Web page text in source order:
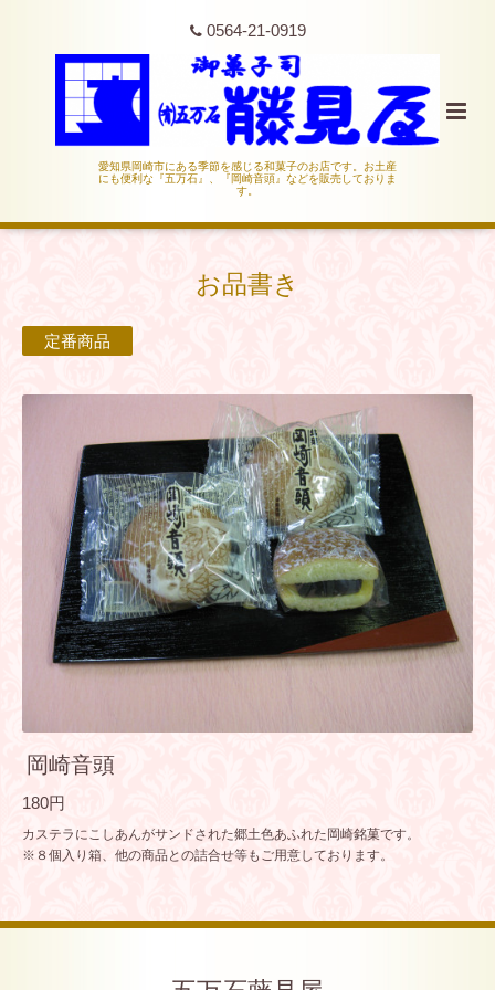
0564-21-0919
愛知県岡崎市にある季節を感じる和菓子のお店です。お土産
にも便利な『五万石』、『岡崎音頭』などを販売しておりま
す。
お品書き
定番商品
岡崎音頭
180円
カステラにこしあんがサンドされた郷土色あふれた岡崎銘菓です。
※８個入り箱、他の商品との詰合せ等もご用意しております。